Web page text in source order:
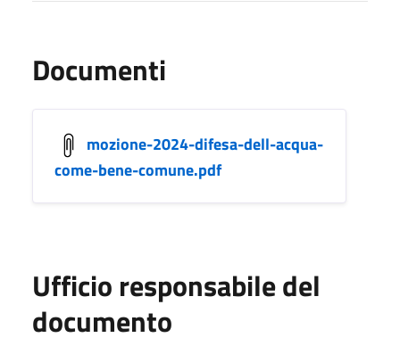
Documenti
mozione-2024-difesa-dell-acqua-
come-bene-comune.pdf
Ufficio responsabile del
documento